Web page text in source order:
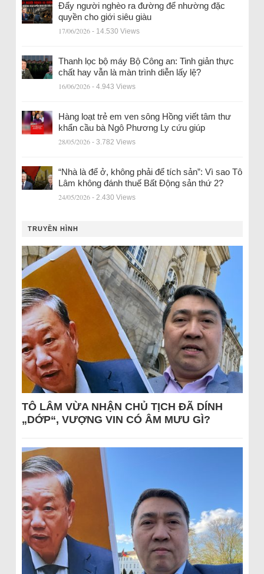
Đẩy người nghèo ra đường để nhường đặc
quyền cho giới siêu giàu
17/06/2026 - 14.530 Views
Thanh lọc bộ máy Bộ Công an: Tinh giản thực
chất hay vẫn là màn trình diễn lấy lệ?
16/06/2026 - 4.943 Views
Hàng loạt trẻ em ven sông Hồng viết tâm thư
khẩn cầu bà Ngô Phương Ly cứu giúp
28/05/2026 - 3.782 Views
“Nhà là để ở, không phải để tích sản”: Vì sao Tô
Lâm không đánh thuế Bất Động sản thứ 2?
24/05/2026 - 2.430 Views
TRUYỀN HÌNH
TÔ LÂM VỪA NHẬN CHỦ TỊCH ĐÃ DÍNH
„DỚP“, VƯỢNG VIN CÓ ÂM MƯU GÌ?